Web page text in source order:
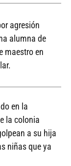
agresión
alumna de
maestro en
en la
la colonia
a su hija
niñas que ya